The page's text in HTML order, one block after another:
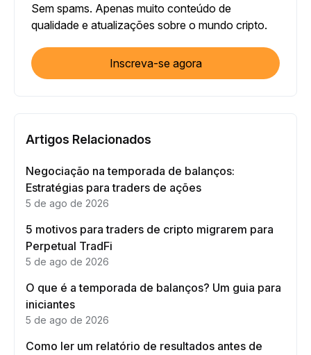
Sem spams. Apenas muito conteúdo de
qualidade e atualizações sobre o mundo cripto.
Inscreva-se agora
Artigos Relacionados
Negociação na temporada de balanços:
Estratégias para traders de ações
5 de ago de 2026
5 motivos para traders de cripto migrarem para
Perpetual TradFi
5 de ago de 2026
O que é a temporada de balanços? Um guia para
iniciantes
5 de ago de 2026
Como ler um relatório de resultados antes de